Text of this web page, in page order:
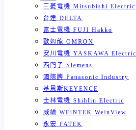
三菱電機 Mitsubishi Electric
台達 DELTA
富士電機 FUJI Hakko
歐姆龍 OMRON
安川電機 YASKAWA Electric
西門子 Siemens
國際牌 Panasonic Industry
基恩斯KEYENCE
士林電機 Shihlin Electric
威綸 WEiNTEK WeinView
永宏 FATEK